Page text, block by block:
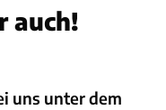
auch!
uns unter dem